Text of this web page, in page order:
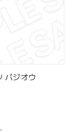
バジオウ